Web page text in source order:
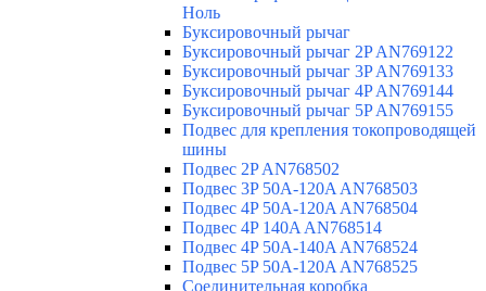
Ноль
Буксировочный рычаг
Буксировочный рычаг 2P AN769122
Буксировочный рычаг 3P AN769133
Буксировочный рычаг 4P AN769144
Буксировочный рычаг 5P AN769155
Подвес для крепления токопроводящей
шины
Подвес 2P AN768502
Подвес 3P 50A-120A AN768503
Подвес 4P 50A-120A AN768504
Подвес 4P 140A AN768514
Подвес 4P 50A-140A AN768524
Подвес 5P 50A-120A AN768525
Соединительная коробка